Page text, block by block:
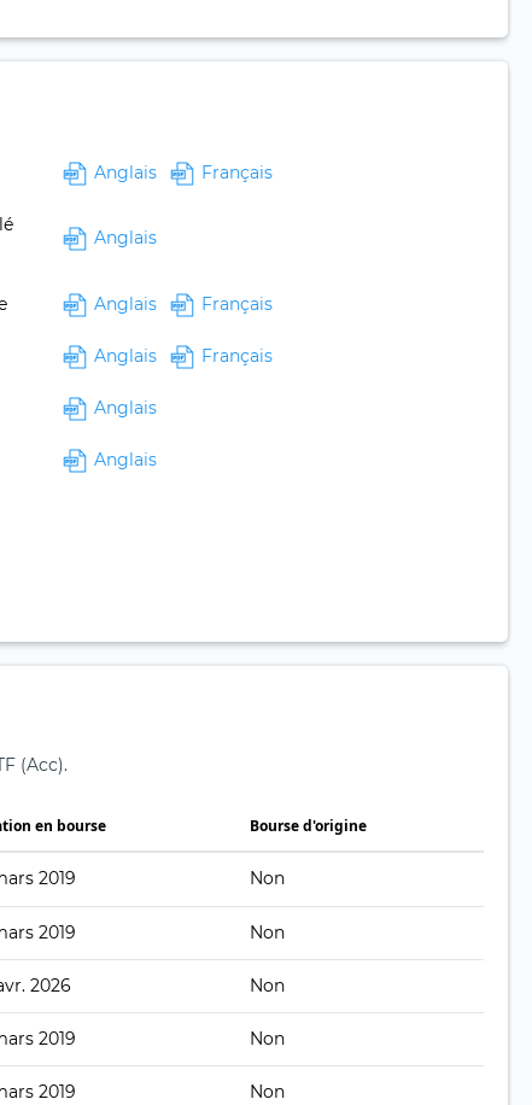
Anglais Français
Anglais
Anglais Français
Anglais Français
Anglais
Anglais
(Acc).
en bourse Bourse d'origine
2019 Non
2019 Non
2026 Non
2019 Non
2019 Non